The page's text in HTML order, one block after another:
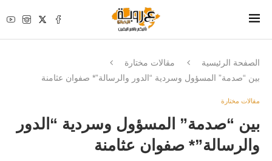
الصفحة الرئيسية
مقالات مختارة
بين “صدمة” المسؤول وسردية “الدور والرسالة”* صفوان عثامنة
مقالات مختارة
بين “صدمة” المسؤول وسردية “الدور
والرسالة”* صفوان عثامنة